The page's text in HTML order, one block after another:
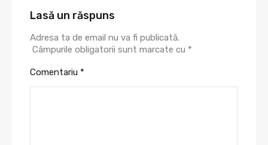
Lasă un răspuns
Adresa ta de email nu va fi publicată.
Câmpurile obligatorii sunt marcate cu *
Comentariu *